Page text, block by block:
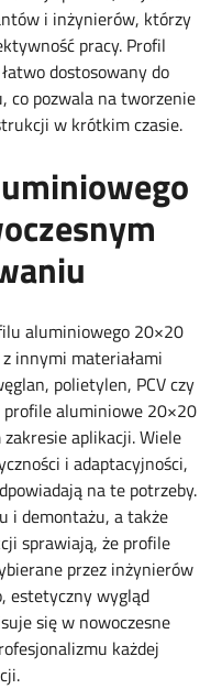
i inżynierów, którzy
pracy. Profil
dostosowany do
co pozwala na tworzenie
w krótkim czasie.
aluminiowego 20×20
innymi materiałami
polietylen, PCV czy
aluminiowe 20×20
aplikacji. Wiele
i adaptacyjności,
na te potrzeby.
i demontażu, a także
sprawiają, że profile
przez inżynierów
estetyczny wygląd
się w nowoczesne
każdej